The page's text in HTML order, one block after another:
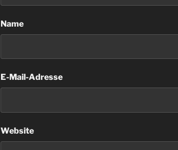
Name
E-Mail-Adresse
Website